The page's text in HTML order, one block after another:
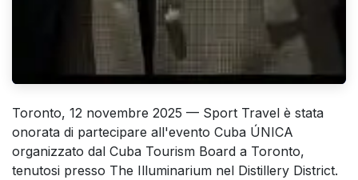
Toronto, 12 novembre 2025 — Sport Travel è stata
onorata di partecipare all'evento Cuba ÚNICA
organizzato dal Cuba Tourism Board a Toronto,
tenutosi presso The Illuminarium nel Distillery District.